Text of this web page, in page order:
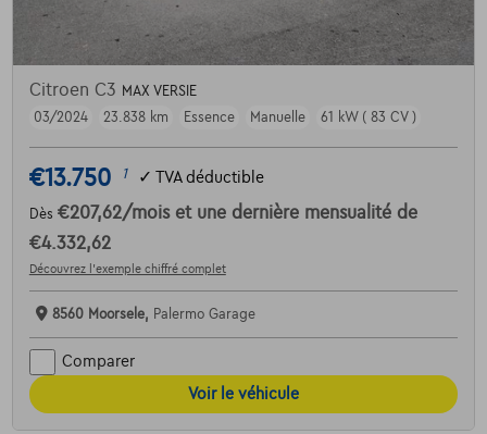
Citroen C3 MAX VERSIE
03/2024
23.838 km Essence Manuelle 61 kW ( 83 CV )
€13.750 1 ✓ TVA déductible
Dès €207,62/mois et une dernière mensualité de
€4.332,62
Découvrez l’exemple chiffré complet
8560 Moorsele, Palermo Garage
Comparer
Voir le véhicule